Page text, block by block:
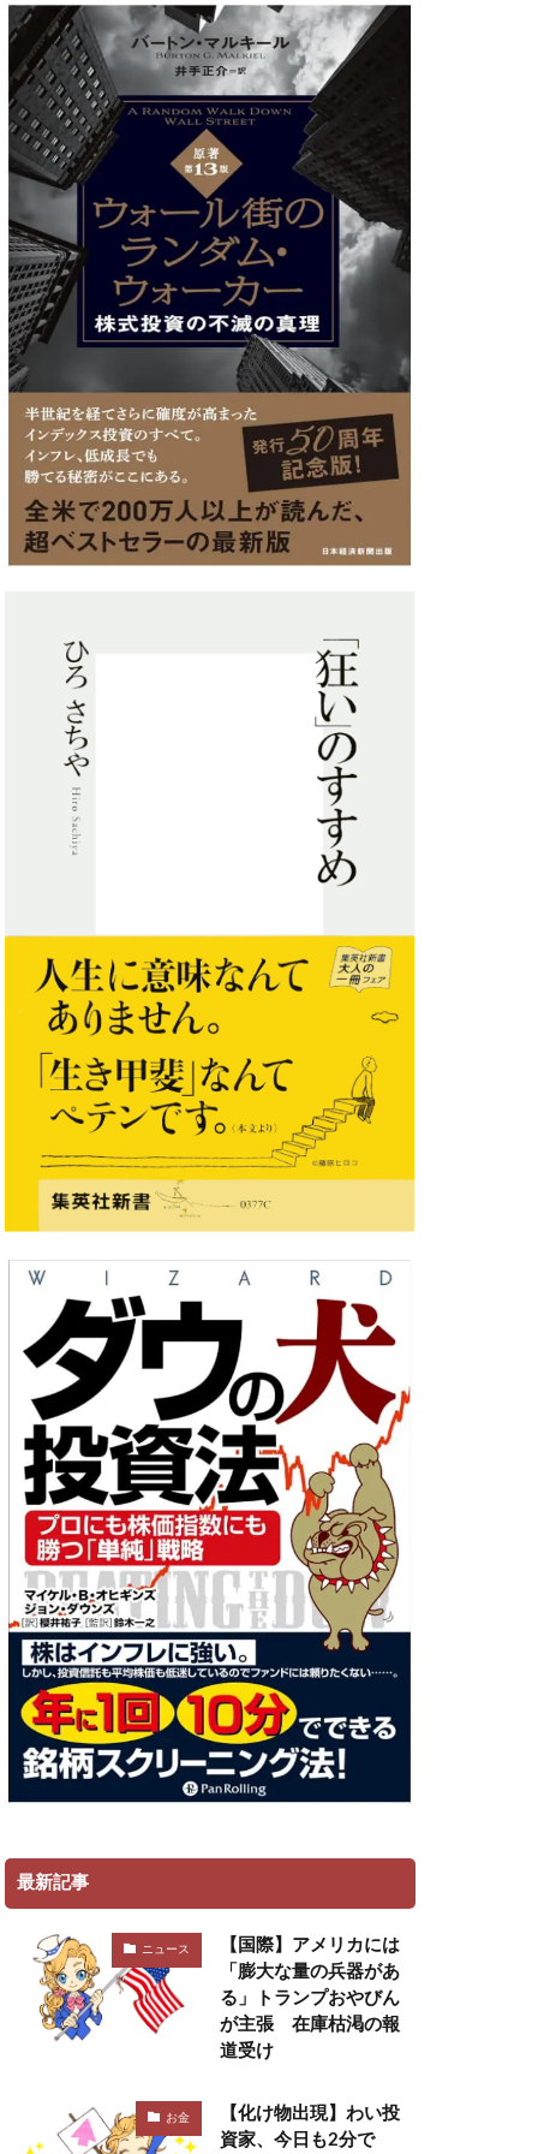
最新記事
ニュース
【国際】アメリカには
「膨大な量の兵器があ
る」トランプおやびん
が主張 在庫枯渇の報
道受け
お金
【化け物出現】わい投
資家、今日も2分で